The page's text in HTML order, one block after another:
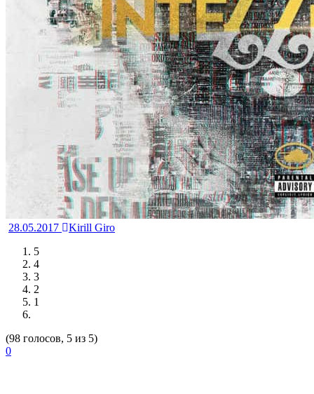
28.05.2017
Kirill Giro
5
4
3
2
1
(98 голосов, 5 из 5)
0